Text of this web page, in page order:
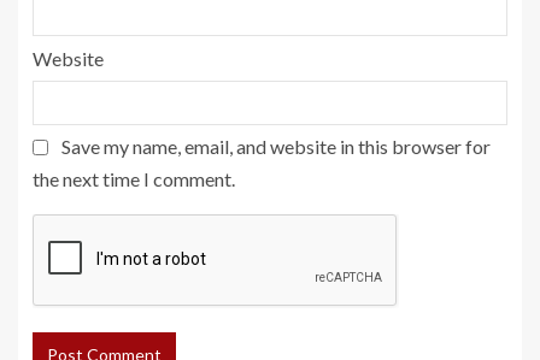
Website
Save my name, email, and website in this browser for
the next time I comment.